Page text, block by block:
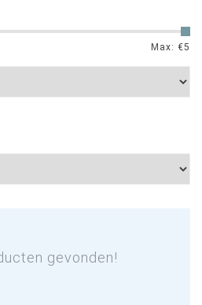
Max: €5
gevonden!